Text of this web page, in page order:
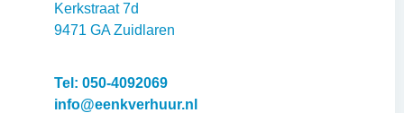
Kerkstraat 7d
9471 GA Zuidlaren
Tel: 050-4092069
info@eenkverhuur.nl